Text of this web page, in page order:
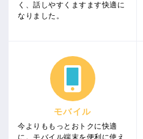
く、話しやすくますます快適に
なりました。
モバイル
今よりももっとおトクに快適
に。モバイル端末を便利に使え